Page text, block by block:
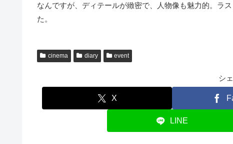
なんですが、ディテールが緻密で、人物像も魅力的。ラ
た。
cinema diary event
シ
X
LINE